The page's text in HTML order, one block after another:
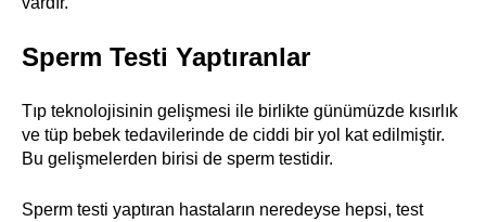
Sperm Testi Yaptıranlar
Tıp teknolojisinin gelişmesi ile birlikte günümüzde kısırlık
ve tüp bebek tedavilerinde de ciddi bir yol kat edilmiştir.
Bu gelişmelerden birisi de sperm testidir.
Sperm testi yaptıran hastaların neredeyse hepsi, test